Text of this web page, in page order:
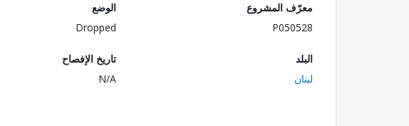
معرّف المشروع
P050528
الوضع
Dropped
البلد
لبنان
تاريخ الإفصاح
N/A